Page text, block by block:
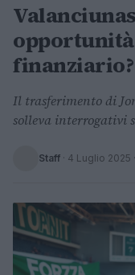
finanziario?
Il trasferimento di
solleva interrogativi
Staff · 4 Luglio 2025